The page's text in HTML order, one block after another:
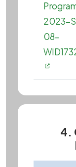
2023-
08-
4.